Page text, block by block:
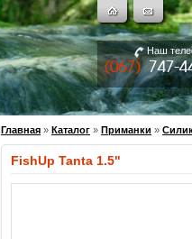
Наш
Главная » Каталог » Приманки »
FishUp Tanta 1.5"